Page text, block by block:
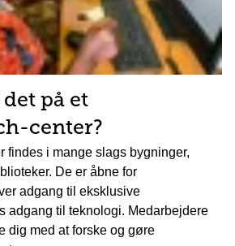
på et
center?
findes i mange slags bygninger,
De er åbne for
adgang til eksklusive
adgang til teknologi. Medarbejdere
med at forske og gøre